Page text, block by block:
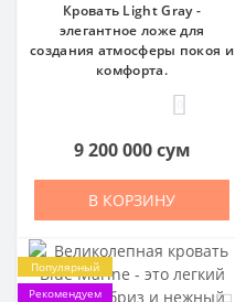
Кровать Light Gray -
элегантное ложе для
создания атмосферы покоя и
комфорта.
9 200 000 сум
В КОРЗИНУ
Популярный
Рекомендуем